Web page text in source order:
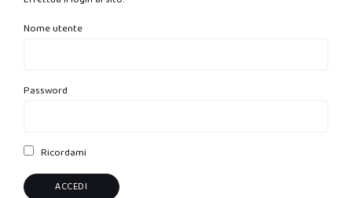
Nome utente
Password
Ricordami